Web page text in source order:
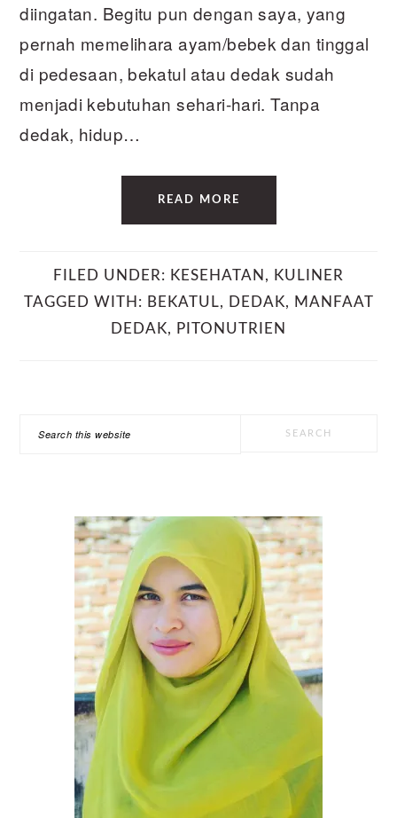
diingatan. Begitu pun dengan saya, yang
pernah memelihara ayam/bebek dan tinggal
di pedesaan, bekatul atau dedak sudah
menjadi kebutuhan sehari-hari. Tanpa
dedak, hidup…
READ MORE
FILED UNDER: KESEHATAN , KULINER
TAGGED WITH: BEKATUL, DEDAK, MANFAAT
DEDAK, PITONUTRIEN
Search